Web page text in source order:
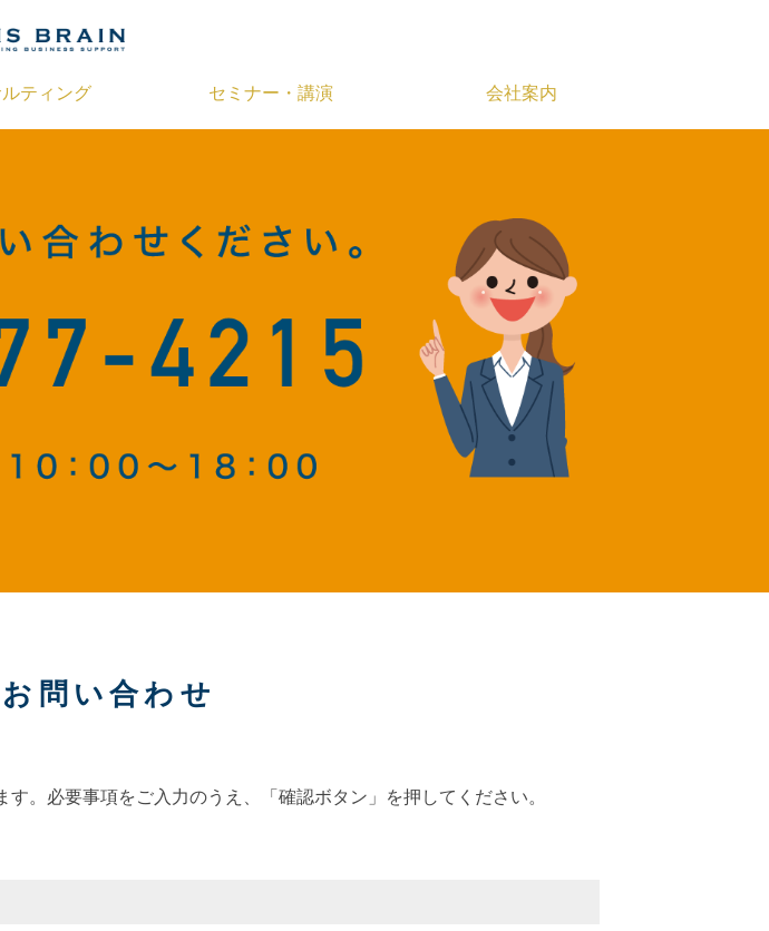
のぼり ロゴマーク
シール
FUNERAL HOW TO 複写式伝票
オリジナルマッチ オリジナルクリアファイル
ティング セミナー・講演 会社案内
問い合わせ
。必要事項をご入力のうえ、「確認ボタン」を押してください。